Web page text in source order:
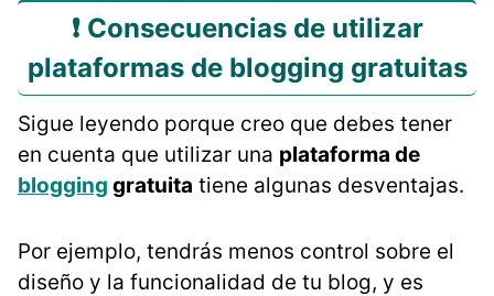
❗ Consecuencias de utilizar
plataformas de blogging gratuitas
Sigue leyendo porque creo que debes tener
en cuenta que utilizar una plataforma de
blogging gratuita tiene algunas desventajas.
Por ejemplo, tendrás menos control sobre el
diseño y la funcionalidad de tu blog, y es